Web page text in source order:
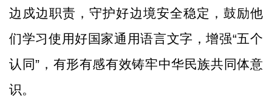
边戍边职责，守护好边境安全稳定，鼓励他
们学习使用好国家通用语言文字，增强“五个
认同”，有形有感有效铸牢中华民族共同体意
识。